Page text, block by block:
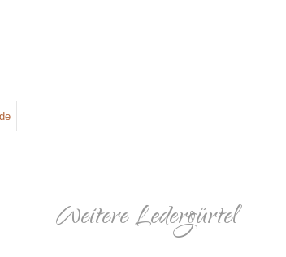
Weitere Ledergürtel